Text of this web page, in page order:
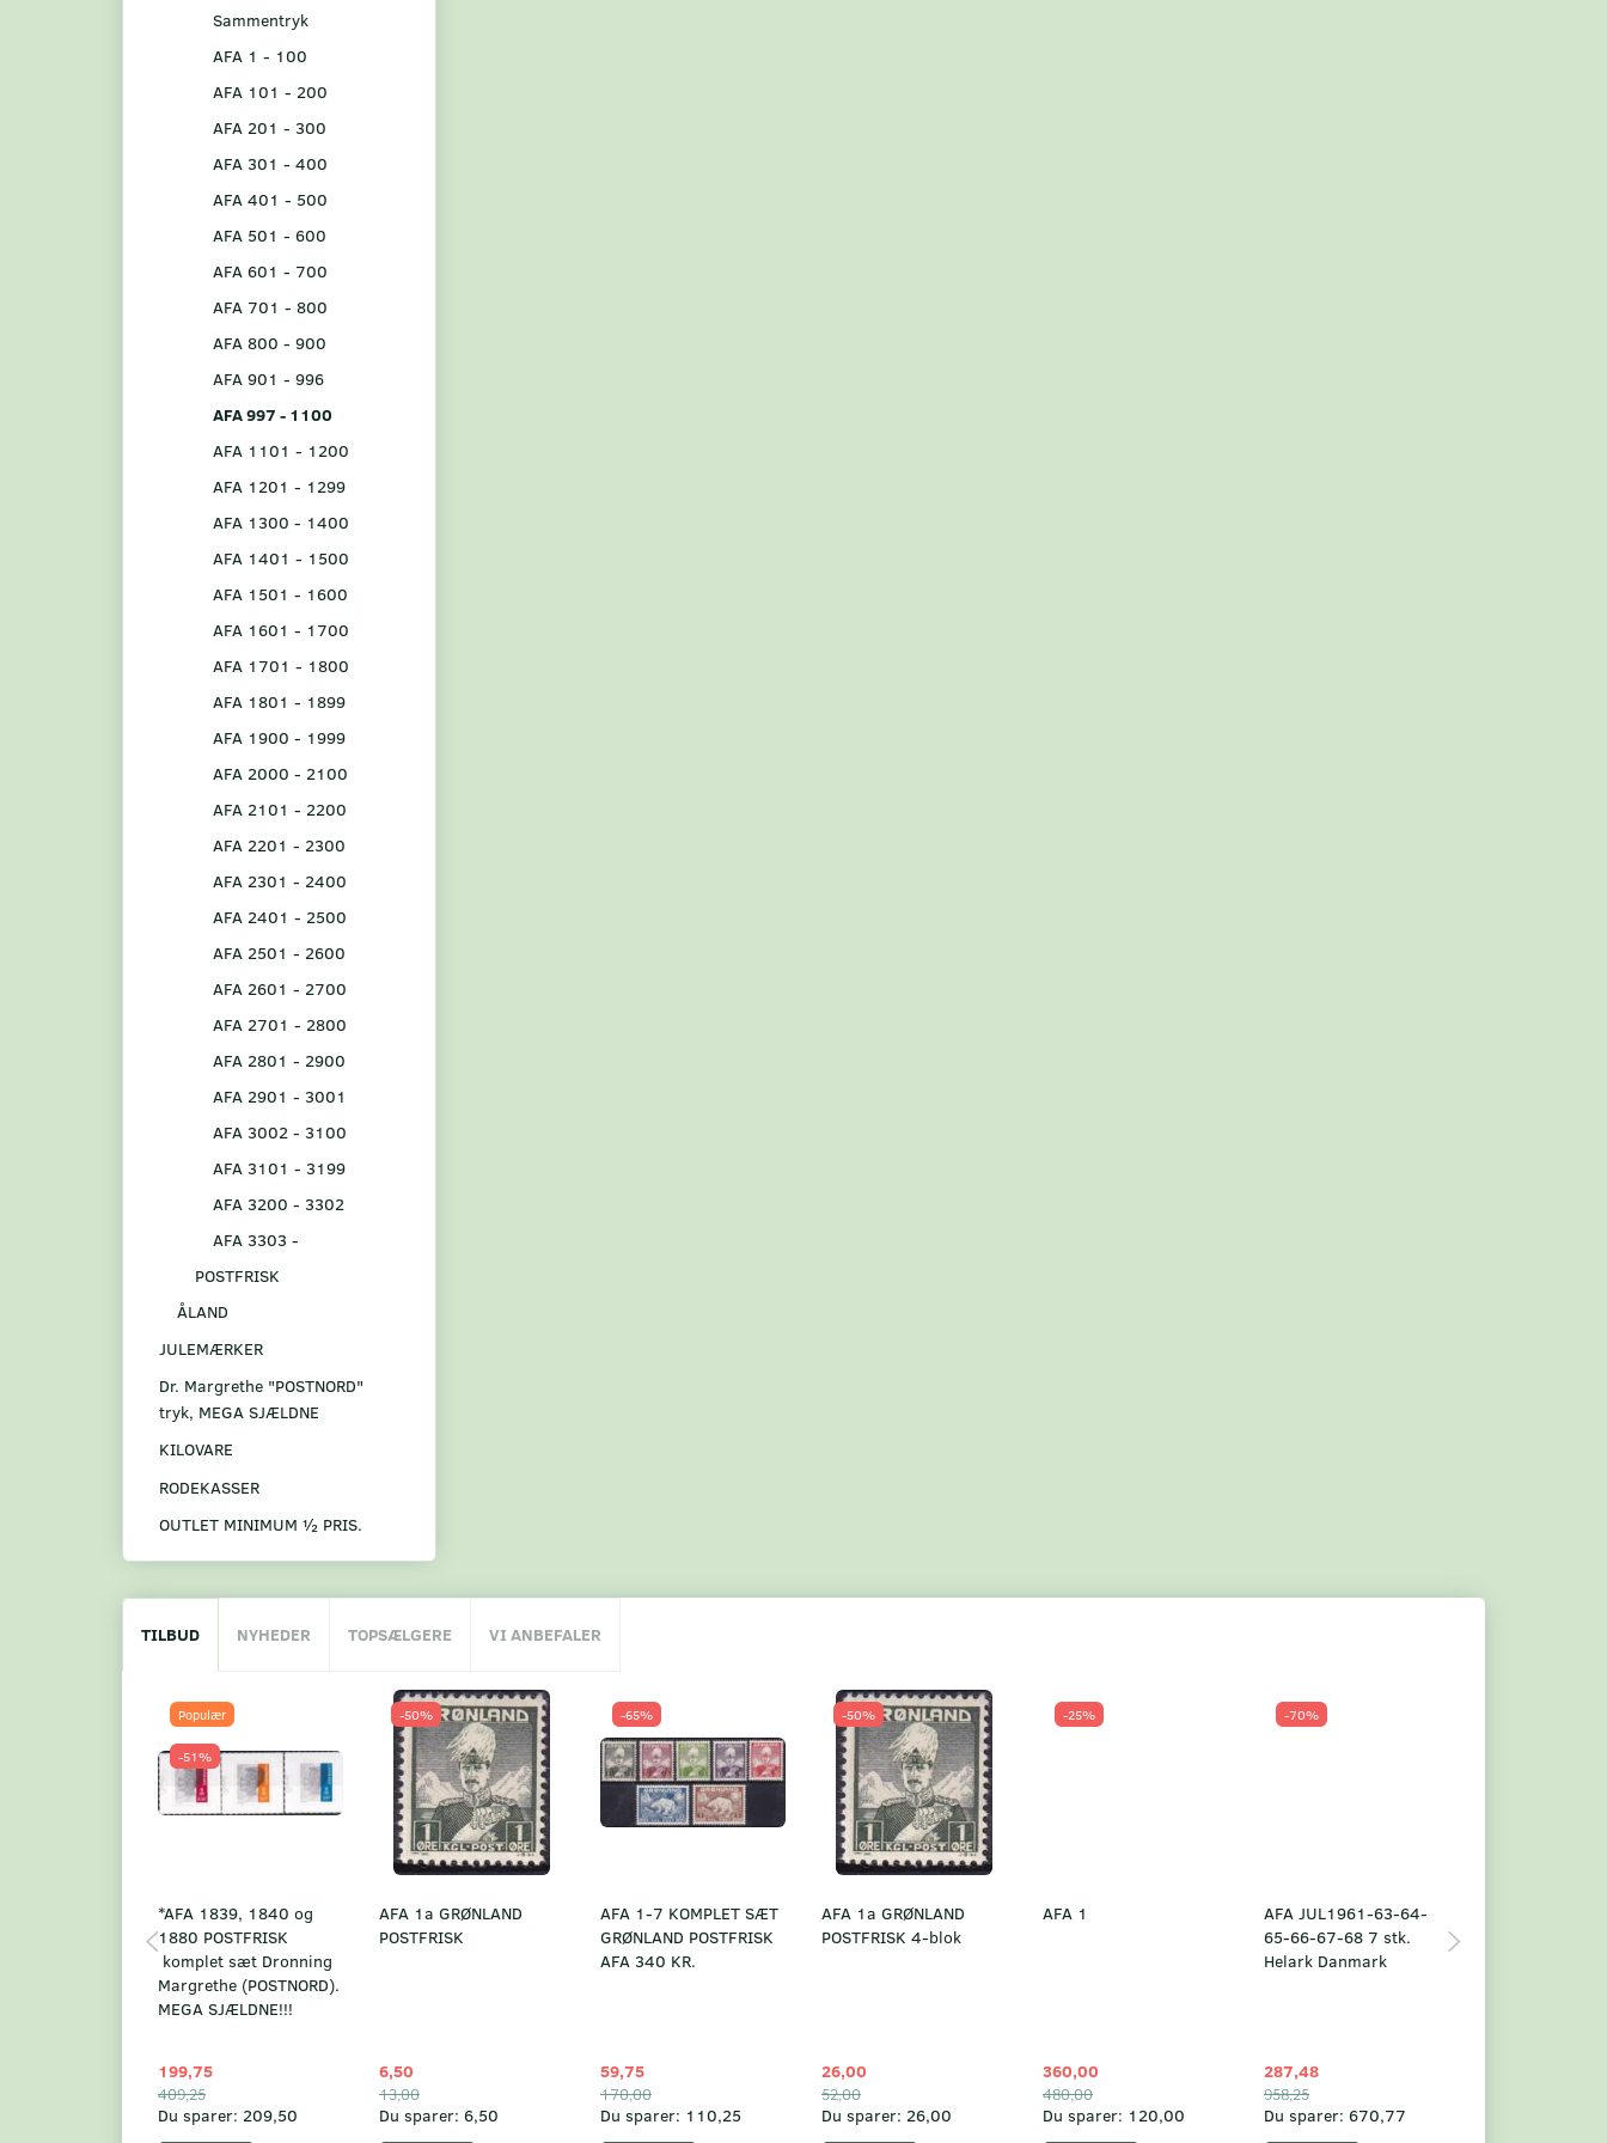
Sammentryk
AFA 1 - 100
AFA 101 - 200
AFA 201 - 300
AFA 301 - 400
AFA 401 - 500
AFA 501 - 600
AFA 601 - 700
AFA 701 - 800
AFA 800 - 900
AFA 901 - 996
AFA 997 - 1100
AFA 1101 - 1200
AFA 1201 - 1299
AFA 1300 - 1400
AFA 1401 - 1500
AFA 1501 - 1600
AFA 1601 - 1700
AFA 1701 - 1800
AFA 1801 - 1899
AFA 1900 - 1999
AFA 2000 - 2100
AFA 2101 - 2200
AFA 2201 - 2300
AFA 2301 - 2400
AFA 2401 - 2500
AFA 2501 - 2600
AFA 2601 - 2700
AFA 2701 - 2800
AFA 2801 - 2900
AFA 2901 - 3001
AFA 3002 - 3100
AFA 3101 - 3199
AFA 3200 - 3302
AFA 3303 -
POSTFRISK
ÅLAND
JULEMÆRKER
Dr. Margrethe "POSTNORD"
tryk, MEGA SJÆLDNE
KILOVARE
RODEKASSER
OUTLET MINIMUM ½ PRIS.
TILBUD NYHEDER TOPSÆLGERE VI ANBEFALER
Populær
-51%
*AFA 1839, 1840 og
1880 POSTFRISK
komplet sæt Dronning
Margrethe (POSTNORD).
MEGA SJÆLDNE!!!
199,75
409,25
Du sparer: 209,50
-50%
AFA 1a GRØNLAND
POSTFRISK
6,50
13,00
Du sparer: 6,50
-65%
AFA 1-7 KOMPLET SÆT
GRØNLAND POSTFRISK
AFA 340 KR.
59,75
170,00
Du sparer: 110,25
-50%
AFA 1a GRØNLAND
POSTFRISK 4-blok
26,00
52,00
Du sparer: 26,00
-25%
AFA 1
360,00
480,00
Du sparer: 120,00
-70%
AFA JUL1961-63-64-
65-66-67-68 7 stk.
Helark Danmark
287,48
958,25
Du sparer: 670,77